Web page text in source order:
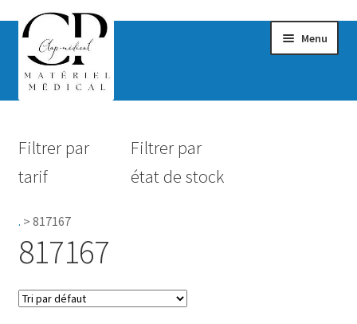
Menu
Hygiène
Accessoires Salle de bain
Filtrer par
tarif
Filtrer par
état de stock
. > 817167
817167